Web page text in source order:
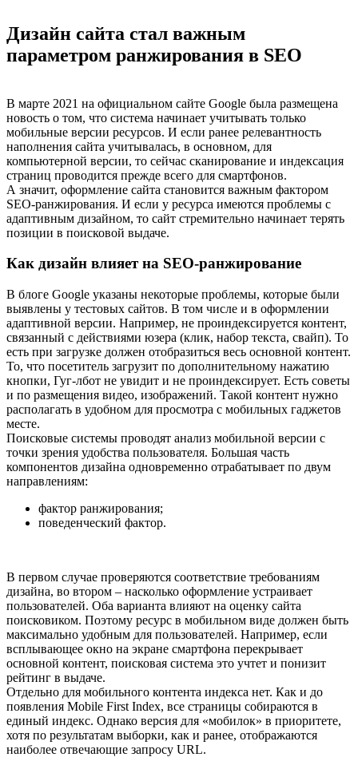
Дизайн сайта стал важным
параметром ранжирования в SEO
В марте 2021 на официальном сайте Google была размещена
новость о том, что система начинает учитывать только
мобильные версии ресурсов. И если ранее релевантность
наполнения сайта учитывалась, в основном, для
компьютерной версии, то сейчас сканирование и индексация
страниц проводится прежде всего для смартфонов.
А значит, оформление сайта становится важным фактором
SEO-ранжирования. И если у ресурса имеются проблемы с
адаптивным дизайном, то сайт стремительно начинает терять
позиции в поисковой выдаче.
Как дизайн влияет на SEO-ранжирование
В блоге Google указаны некоторые проблемы, которые были
выявлены у тестовых сайтов. В том числе и в оформлении
адаптивной версии. Например, не проиндексируется контент,
связанный с действиями юзера (клик, набор текста, свайп). То
есть при загрузке должен отобразиться весь основной контент.
То, что посетитель загрузит по дополнительному нажатию
кнопки, Гуг-лбот не увидит и не проиндексирует. Есть советы
и по размещения видео, изображений. Такой контент нужно
располагать в удобном для просмотра с мобильных гаджетов
месте.
Поисковые системы проводят анализ мобильной версии с
точки зрения удобства пользователя. Большая часть
компонентов дизайна одновременно отрабатывает по двум
направлениям:
фактор ранжирования;
поведенческий фактор.
В первом случае проверяются соответствие требованиям
дизайна, во втором – насколько оформление устраивает
пользователей. Оба варианта влияют на оценку сайта
поисковиком. Поэтому ресурс в мобильном виде должен быть
максимально удобным для пользователей. Например, если
всплывающее окно на экране смартфона перекрывает
основной контент, поисковая система это учтет и понизит
рейтинг в выдаче.
Отдельно для мобильного контента индекса нет. Как и до
появления Mobile First Index, все страницы собираются в
единый индекс. Однако версия для «мобилок» в приоритете,
хотя по результатам выборки, как и ранее, отображаются
наиболее отвечающие запросу URL.